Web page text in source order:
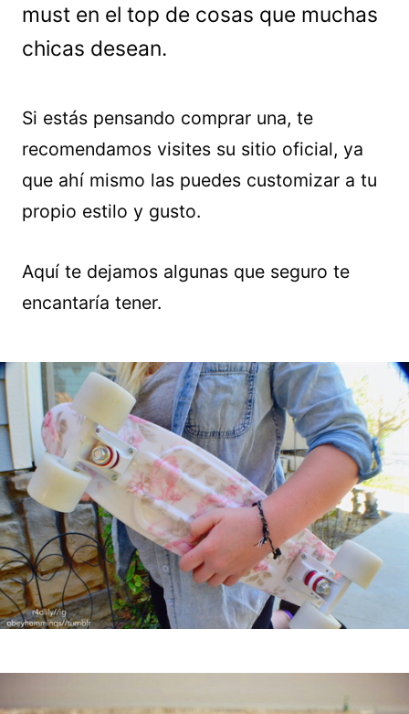
must en el top de cosas que muchas
chicas desean.
Si estás pensando comprar una, te
recomendamos visites su sitio oficial, ya
que ahí mismo las puedes customizar a tu
propio estilo y gusto.
Aquí te dejamos algunas que seguro te
encantaría tener.